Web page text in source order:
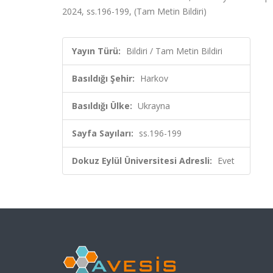
2024, ss.196-199, (Tam Metin Bildiri)
Yayın Türü: Bildiri / Tam Metin Bildiri
Basıldığı Şehir: Harkov
Basıldığı Ülke: Ukrayna
Sayfa Sayıları: ss.196-199
Dokuz Eylül Üniversitesi Adresli: Evet